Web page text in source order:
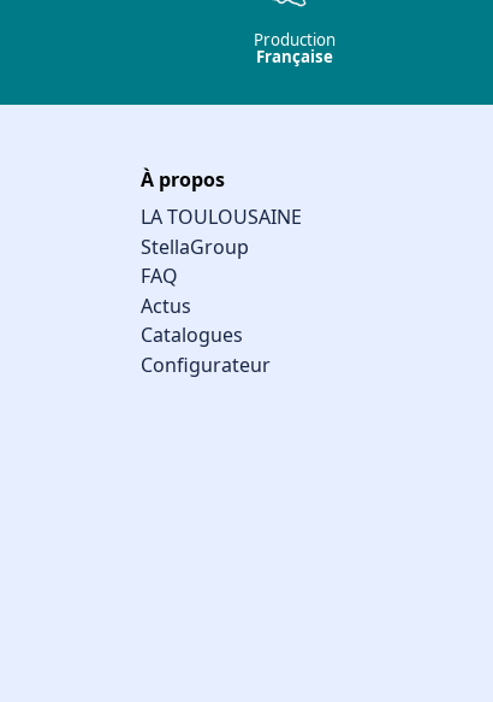
Production
Française
À propos
LA TOULOUSAINE
StellaGroup
FAQ
Actus
Catalogues
Configurateur